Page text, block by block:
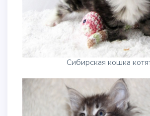
Сибирская кошка